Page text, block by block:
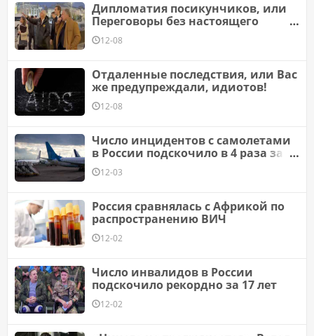
Дипломатия посикунчиков, или
Переговоры без настоящего
мандата
12-08
Отдаленные последствия, или Вас
же предупреждали, идиотов!
12-08
Число инцидентов с самолетами
в России подскочило в 4 раза за
год12-03
Россия сравнялась с Африкой по
распространению ВИЧ
12-02
Число инвалидов в России
подскочило рекордно за 17 лет
12-02